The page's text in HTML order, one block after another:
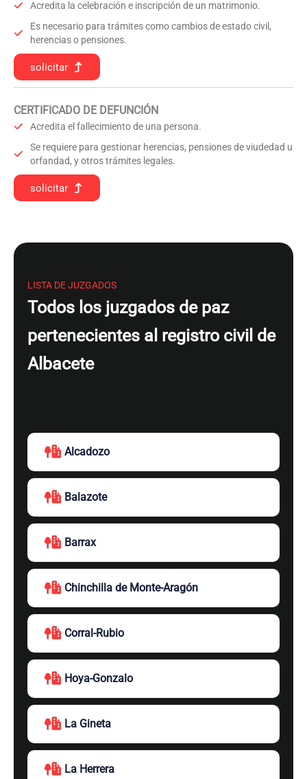
Acredita la celebración e inscripción de un matrimonio.
Es necesario para trámites como cambios de estado civil,
herencias o pensiones.
solicitar
CERTIFICADO DE DEFUNCIÓN
Acredita el fallecimiento de una persona.
Se requiere para gestionar herencias, pensiones de viudedad u
orfandad, y otros trámites legales.
solicitar
LISTA DE JUZGADOS
Todos los juzgados de paz
pertenecientes al registro civil de
Albacete
Alcadozo
Balazote
Barrax
Chinchilla de Monte-Aragón
Corral-Rubio
Hoya-Gonzalo
La Gineta
La Herrera